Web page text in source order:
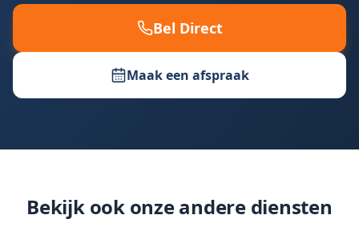
Bel Direct
Maak een afspraak
Bekijk ook onze andere diensten